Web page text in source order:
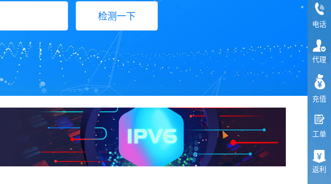
检测一下
电话
代理
充值
工单
返利